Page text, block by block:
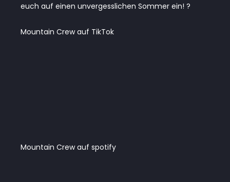
euch auf einen unvergesslichen Sommer ein! ?
Mountain Crew auf TikTok
Mountain Crew auf spotify